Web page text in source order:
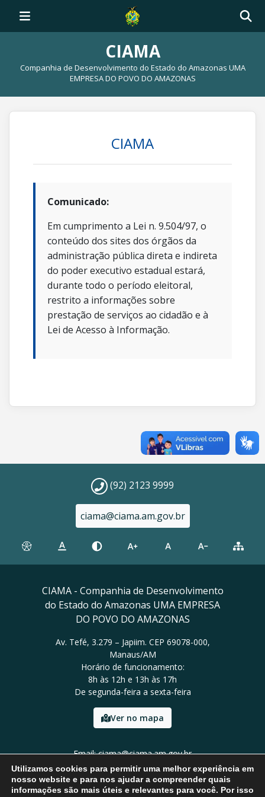
CIAMA
Companhia de Desenvolvimento do Estado do Amazonas UMA
EMPRESA DO POVO DO AMAZONAS
CIAMA
Comunicado:
Em cumprimento a Lei n. 9.504/97, o
conteúdo dos sites dos órgãos da
administração pública direta e indireta
do poder executivo estadual estará,
durante todo o período eleitoral,
restrito a informações sobre
prestação de serviços ao cidadão e à
Lei de Acesso à Informação.
(92) 2123 9999
ciama@ciama.am.gov.br
CIAMA - Companhia de Desenvolvimento
do Estado do Amazonas UMA EMPRESA
DO POVO DO AMAZONAS
Av. Tefé, 3.279 – Japiim. CEP 69078-000,
Manaus/AM
Horário de funcionamento:
8h às 12h e 13h às 17h
De segunda-feira a sexta-feira
Ver no mapa
Email: ciama@ciama.am.gov.br
Tel: (92) 2123 9999
Utilizamos cookies para permitir uma melhor experiência em
nosso website e para nos ajudar a compreender quais
informações são mais úteis e relevantes para você. Por isso